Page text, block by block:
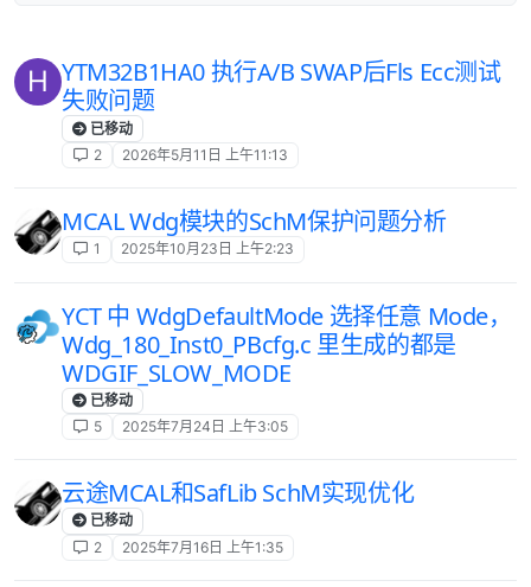
H YTM32B1HA0 执行A/B SWAP后Fls Ecc测试
失败问题
已移动
2
2026年5月11日 上午11:13
MCAL Wdg模块的SchM保护问题分析
1 2025年10月23日 上午2:23
YCT 中 WdgDefaultMode 选择任意 Mode，
Wdg_180_Inst0_PBcfg.c 里生成的都是
WDGIF_SLOW_MODE
已移动
5
2025年7月24日 上午3:05
云途MCAL和SafLib SchM实现优化
已移动
2
2025年7月16日 上午1:35